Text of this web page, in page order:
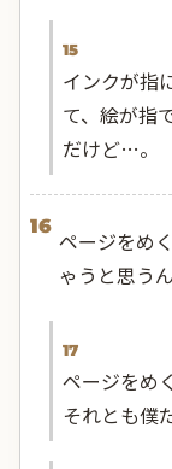
15
インクが指
て、絵が指
だけど…。
16
ページをめ
ゃうと思う
17
ページをめ
それとも僕